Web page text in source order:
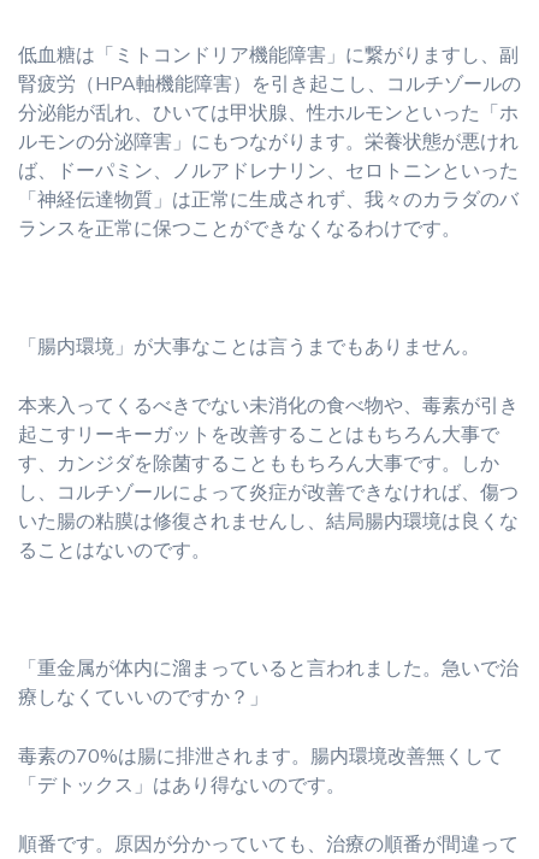
低血糖は「ミトコンドリア機能障害」に繋がりますし、副
腎疲労（HPA軸機能障害）を引き起こし、コルチゾールの
分泌能が乱れ、ひいては甲状腺、性ホルモンといった「ホ
ルモンの分泌障害」にもつながります。栄養状態が悪けれ
ば、ドーパミン、ノルアドレナリン、セロトニンといった
「神経伝達物質」は正常に生成されず、我々のカラダのバ
ランスを正常に保つことができなくなるわけです。
「腸内環境」が大事なことは言うまでもありません。
本来入ってくるべきでない未消化の食べ物や、毒素が引き
起こすリーキーガットを改善することはもちろん大事で
す、カンジダを除菌することももちろん大事です。しか
し、コルチゾールによって炎症が改善できなければ、傷つ
いた腸の粘膜は修復されませんし、結局腸内環境は良くな
ることはないのです。
「重金属が体内に溜まっていると言われました。急いで治
療しなくていいのですか？」
毒素の70%は腸に排泄されます。腸内環境改善無くして
「デトックス」はあり得ないのです。
順番です。原因が分かっていても、治療の順番が間違って